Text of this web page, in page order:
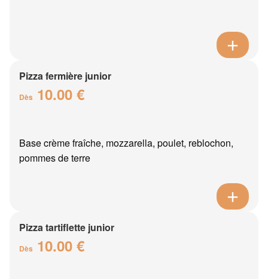
Pizza fermière junior
Dès 10.00 €
Base crème fraîche, mozzarella, poulet, reblochon,
pommes de terre
Pizza tartiflette junior
Dès 10.00 €